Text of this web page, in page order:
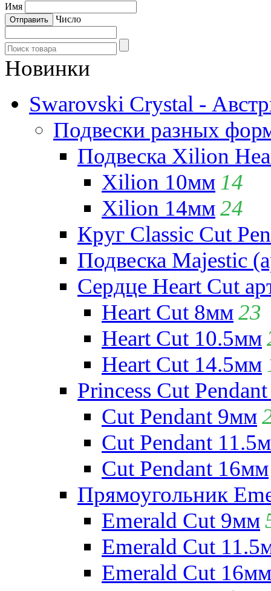
Имя
Число
Новинки
Swarovski Crystal -
Подвески разных
Подвеска Xilion
Xilion 10мм 14
Xilion 14мм24
Круг Classic Cut
Подвеска Majestic
Сердце Heart Cut
Heart Cut 8мм23
Heart Cut 10.5мм
Heart Cut 14.5мм
Princess Cut
Cut Pendant 9мм
Cut Pendant
Cut Pendant 16мм
Прямоугольник
Emerald Cut 9мм
Emerald Cut
Emerald Cut 16мм